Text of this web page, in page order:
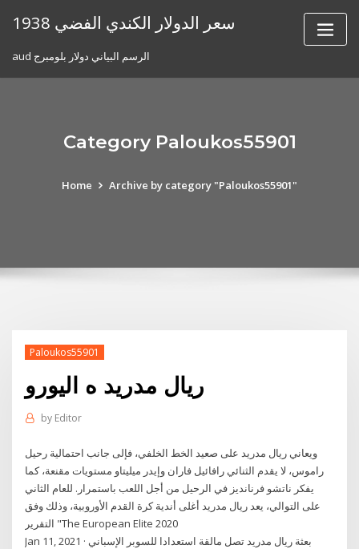
1938 سعر الدولار الكندي الفضي
aud الرسم البياني دولار بلومبرج
Category Paloukos55901
Home Archive by category "Paloukos55901"
Paloukos55901
ريال مدريد ه اليورو
by Editor
ويعاني ريال مدريد على صعيد الخط الخلفي، فإلى جانب احتمالية رحيل
راموس، لا يقدم الثنائي رافائيل فاران وإيدر ميليتاو مستويات مقنعة، كما
يفكر ناتشو فرنانديز في الرحيل من أجل اللعب باستمرار. للعام الثاني
على التوالي، يعد ريال مدريد أغلى أندية كرة القدم الأوروبية، وذلك وفق
التقرير "The European Elite 2020
Jan 11, 2021 · بعثة ريال مدريد تصل مالقة استعدادا للسوبر الإسباني